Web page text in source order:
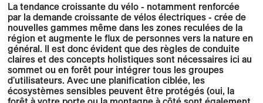
La tendance croissante du vélo - notamment renforcée
par la demande croissante de vélos électriques - crée de
nouvelles gammes même dans les zones reculées de la
région et augmente le flux de personnes vers la nature en
général. Il est donc évident que des règles de conduite
claires et des concepts holistiques sont nécessaires ici au
sommet ou en forêt pour intégrer tous les groupes
d'utilisateurs. Avec une planification ciblée, les
écosystèmes sensibles peuvent être protégés (oui, la